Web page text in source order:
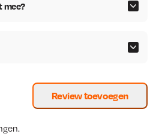
mee?
Review toevoegen